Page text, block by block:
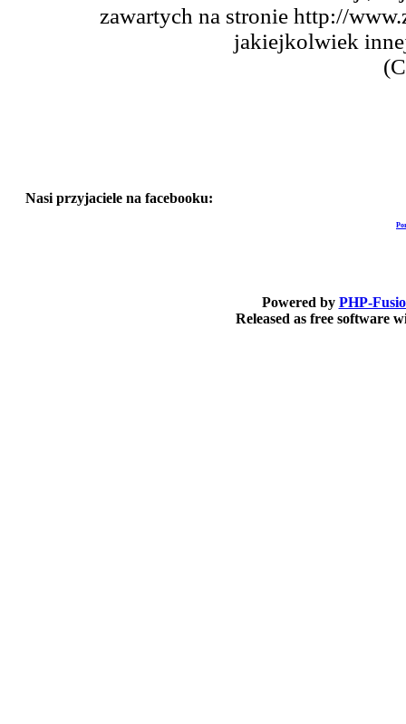
zawartych na stronie http://
jakiejkolwiek
Nasi przyjaciele na facebooku:
Powered by PHP-
Released as free software